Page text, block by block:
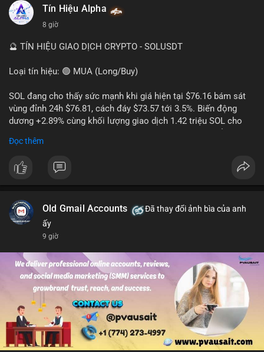
#dongtienlonTín Hiệu Alpha
8 giờ
🔮 TÍN HIỆU GIAO DỊCH CRYPTO - SOLUSDT
Loại tín hiệu: 🟢 MUA (Long/Buy)
SOL đang cho thấy sức mạnh khi giá hiện tại $76.16 bám sát
vùng đỉnh 24h $76.81, cách đáy $73.57 tới 3.5%. Biến động
dương +2.89% cùng khối lượng giao dịch 1.42 triệu SOL cho
hoàn toàn nhịp điều chỉnh.
Khuyến nghị giao dịch cụ thể:
- Vùng Entry: 75.80 - 76.20 (chờ retest vùng kháng cự cũ thành
- Mục tiêu chốt lời: TP1: 77.50, TP2: 78.80
- Cắt lỗ: 74.90 (dưới vùng hỗ trợ gần nhất)
chốt 50% vị thế tại TP1 và dời stop loss về điểm hòa vốn.
#solusdt #longsol #vung76 #breakoutsol #lenhmuasol
Đọc thêm
Old Gmail Accounts
Đã thay đổi ảnh bìa của anh
ấy
9 giờ